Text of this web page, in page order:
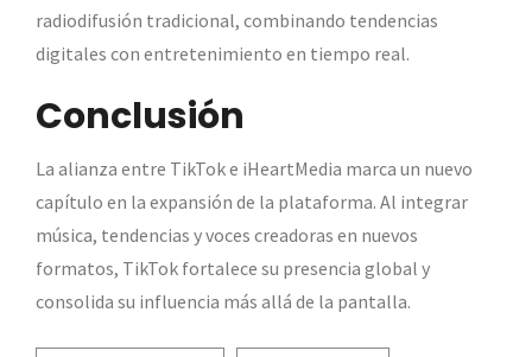
radiodifusión tradicional, combinando tendencias
digitales con entretenimiento en tiempo real.
Conclusión
La alianza entre TikTok e iHeartMedia marca un nuevo
capítulo en la expansión de la plataforma. Al integrar
música, tendencias y voces creadoras en nuevos
formatos, TikTok fortalece su presencia global y
consolida su influencia más allá de la pantalla.